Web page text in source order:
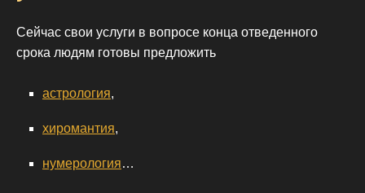
Сейчас свои услуги в вопросе конца отведенного
срока людям готовы предложить
астрология,
хиромантия,
нумерология…